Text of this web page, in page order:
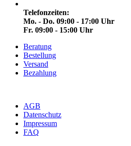
Telefonzeiten:
Mo. - Do. 09:00 - 17:00 Uhr
Fr. 09:00 - 15:00 Uhr
Beratung
Bestellung
Versand
Bezahlung
AGB
Datenschutz
Impressum
FAQ